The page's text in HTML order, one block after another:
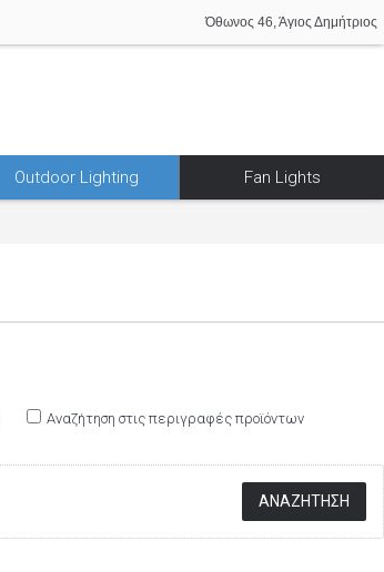
Όθωνος 46, Άγιος Δημήτριος
Outdoor Lighting Fan Lights
Αναζήτηση στις περιγραφές προϊόντων